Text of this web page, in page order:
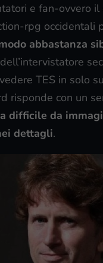
e fan-ovvero il
rpg occidentali
abbastanza
TES in solo
risponde con un
difficile da
dettagli.